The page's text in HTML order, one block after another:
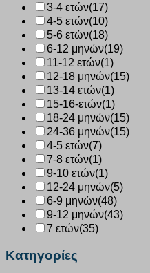
3-4 ετών(17)
4-5 ετών(10)
5-6 ετών(18)
6-12 μηνών(19)
11-12 ετών(1)
12-18 μηνών(15)
13-14 ετών(1)
15-16-ετών(1)
18-24 μηνών(15)
24-36 μηνών(15)
4-5 ετών(7)
7-8 ετών(1)
9-10 ετών(1)
12-24 μηνών(5)
6-9 μηνών(48)
9-12 μηνών(43)
7 ετών(35)
Κατηγορίες